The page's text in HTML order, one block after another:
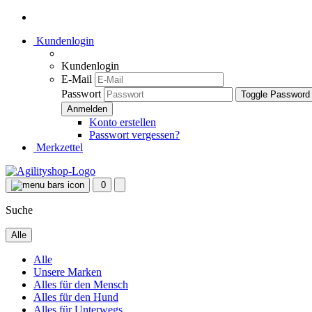
Kundenlogin
Kundenlogin
E-Mail
Passwort
Toggle
Konto erstellen
Passwort vergessen?
Merkzettel
0
Suche
Alle
Alle
Unsere Marken
Alles für den Mensch
Alles für den Hund
Alles für Unterwegs